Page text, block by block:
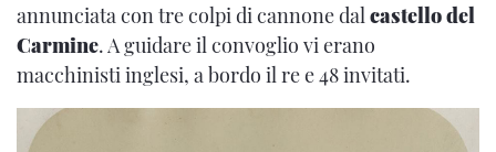
annunciata con tre colpi di cannone dalcastello del
Carmine. A guidare il convoglio vi erano
macchinisti inglesi, a bordo il re e 48 invitati.